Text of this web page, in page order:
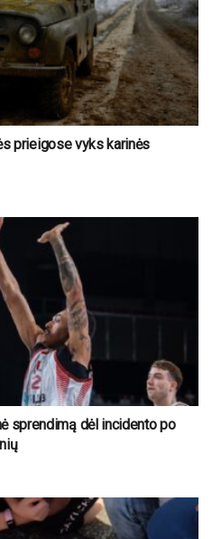
prieigose vyks karinės
sprendimą dėl incidento po